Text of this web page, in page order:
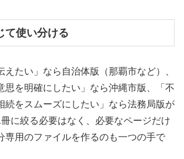
て使い分ける
えたい」なら自治体版（那覇市など）、
思を明確にしたい」なら沖縄市版、「不
続をスムーズにしたい」なら法務局版が
に絞る必要はなく、必要なページだけ
専用のファイルを作るのも一つの手で